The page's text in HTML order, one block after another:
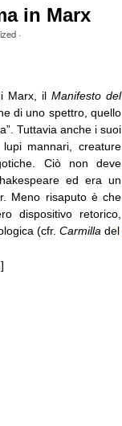
in Marx
·
Marx, il Manifesto del
di uno spettro, quello
Tuttavia anche i suoi
mannari, creature
Ciò non deve
ed era un
Meno risaputo è che
dispositivo retorico,
(cfr. Carmilla del